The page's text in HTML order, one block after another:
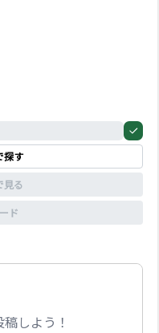
探す
見る
ド
しよう！